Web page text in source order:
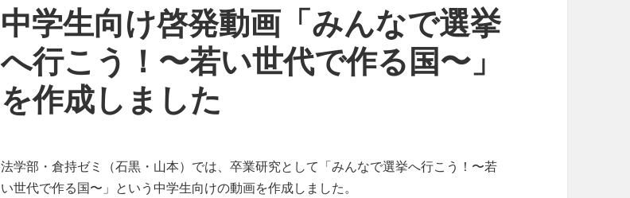
中学生向け啓発動画「みんなで選挙
へ行こう！〜若い世代で作る国〜」
を作成しました
法学部・倉持ゼミ（石黒・山本）では、卒業研究として「みんなで選挙へ行こう！〜若
い世代で作る国〜」という中学生向けの動画を作成しました。